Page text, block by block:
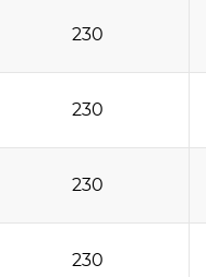
230
230
230
230